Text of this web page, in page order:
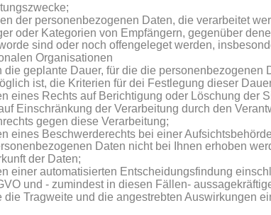
der personenbezogenen Daten, die verarbeitet
oder Kategorien von Empfängern, gegenüber
sind oder noch offengeleget werden,
Organisationen
die geplante Dauer, für die die personenbezogenen
ist, die Kriterien für dei Festlegung dieser
eines Rechts auf Berichtigung oder Löschung der
Einschränkung der Verarbeitung durch den
gegen diese Verarbeitung;
eines Beschwerderechts bei einer
Daten nicht bei Ihnen erhoben
der Daten;
einer automatisierten Entscheidungsfindung
und - zumindest in diesen Fällen-
die Tragweite und die angestrebten Auswirkungen